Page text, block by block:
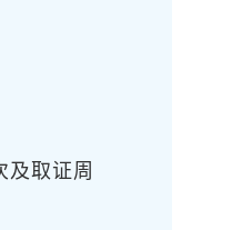
取证周